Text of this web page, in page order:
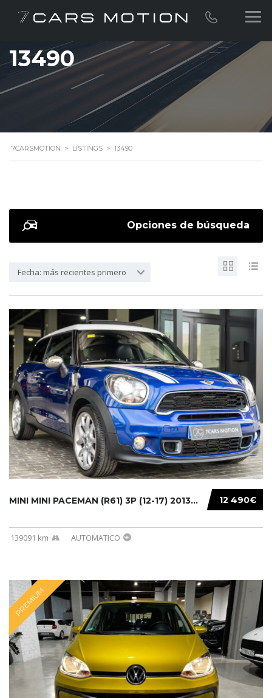
13490
7CARSMOTION > LISTINGS > 13490
Opciones de búsqueda
Fecha: más recientes primero
12 490€
MINI MINI PACEMAN (R61) 3P (12-17) 2013...
139091 km AUTOMATICO
PREMIUM